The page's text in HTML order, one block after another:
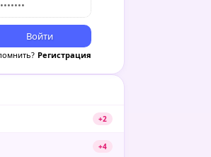
Войти
Регистрация
+2
+4